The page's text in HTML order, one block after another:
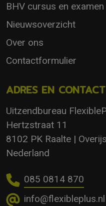
BHV cursus en examen
Nieuwsoverzicht
Over ons
Contactformulier
ADRES EN CONTACT
Uitzendbureau
Hertzstraat 11
8102 PK Raalte |
Nederland
085 0814 870
info@flexibleplus.nl